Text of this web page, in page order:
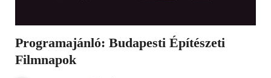
Programajánló: Budapesti Építészeti
Filmnapok